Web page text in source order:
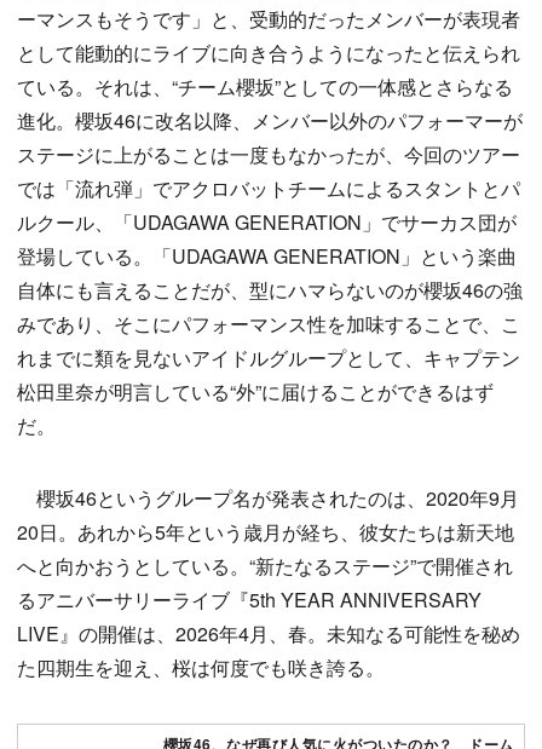
ーマンスもそうです」と、受動的だったメンバーが表現者
として能動的にライブに向き合うようになったと伝えられ
ている。それは、“チーム櫻坂”としての一体感とさらなる
進化。櫻坂46に改名以降、メンバー以外のパフォーマーが
ステージに上がることは一度もなかったが、今回のツアー
では「流れ弾」でアクロバットチームによるスタントとパ
ルクール、「UDAGAWA GENERATION」でサーカス団が
登場している。「UDAGAWA GENERATION」という楽曲
自体にも言えることだが、型にハマらないのが櫻坂46の強
みであり、そこにパフォーマンス性を加味することで、こ
れまでに類を見ないアイドルグループとして、キャプテン
松田里奈が明言している“外”に届けることができるはず
だ。
櫻坂46というグループ名が発表されたのは、2020年9月
20日。あれから5年という歳月が経ち、彼女たちは新天地
へと向かおうとしている。“新たなるステージ”で開催され
るアニバーサリーライブ『5th YEAR ANNIVERSARY
LIVE』の開催は、2026年4月、春。未知なる可能性を秘め
た四期生を迎え、桜は何度でも咲き誇る。
櫻坂46、なぜ再び人気に火がついたのか？ ドーム